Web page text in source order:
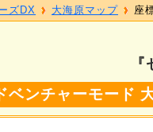
ベンチャーモード
ズDX 大海原マップ 座